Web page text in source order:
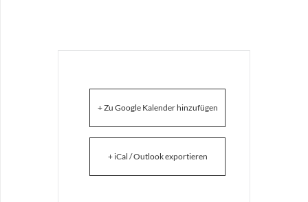
+ Zu Google Kalender hinzufügen
+ iCal / Outlook exportieren